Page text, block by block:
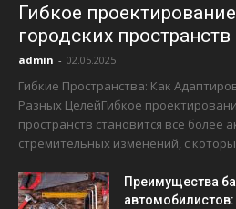
Гибкое
городских пространств
admin - 02.05.2025
Гибкие Пространства: Как
Разных ЦелейГибкое
пространств становится все более
стремительных изменений, с
Преимущества
автомобилистов: